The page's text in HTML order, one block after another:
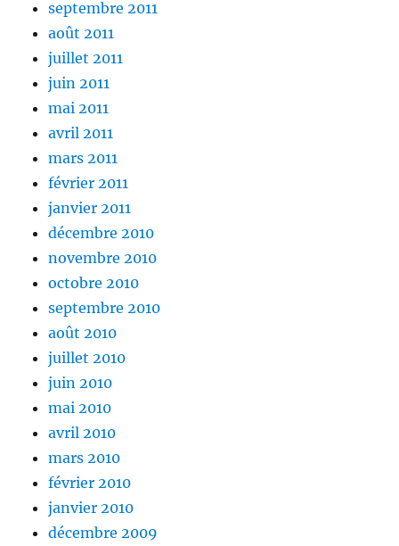
septembre 2011
août 2011
juillet 2011
juin 2011
mai 2011
avril 2011
mars 2011
février 2011
janvier 2011
décembre 2010
novembre 2010
octobre 2010
septembre 2010
août 2010
juillet 2010
juin 2010
mai 2010
avril 2010
mars 2010
février 2010
janvier 2010
décembre 2009